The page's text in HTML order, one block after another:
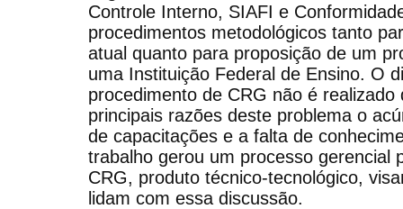
Controle Interno, SIAFI e
procedimentos metodológicos tanto
atual quanto para proposição de um
uma Instituição Federal de Ensino. O
procedimento de CRG não é
principais razões deste problema o
de capacitações e a falta de
trabalho gerou um processo gerencial
CRG, produto técnico-tecnológico,
lidam com essa discussão.